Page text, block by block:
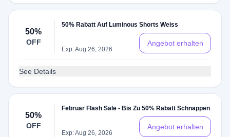
50%
OFF
50% Rabatt Auf Luminous Shorts Weiss
Exp: Aug 26, 2026
Angebot erhalten
See Details
50%
OFF
Februar Flash Sale - Bis Zu 50% Rabatt Schnappen
Exp: Aug 26, 2026
Angebot erhalten